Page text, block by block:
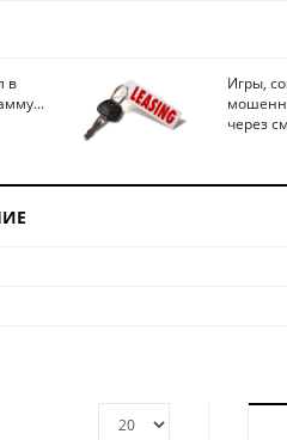
в
Игры,
через